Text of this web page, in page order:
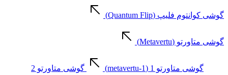
گوشی کوانتوم فلیپ (Quantum Flip)
گوشی متاورتو (Metavertu)
گوشی متاورتو 1 (metavertu-1) گوشی متاورتو 2